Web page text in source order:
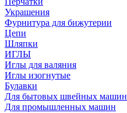
Украшения
Фурнитура для бижутерии
Цепи
Шляпки
ИГЛЫ
Иглы для валяния
Иглы изогнутые
Булавки
Для бытовых швейных машин
Для промышленных машин